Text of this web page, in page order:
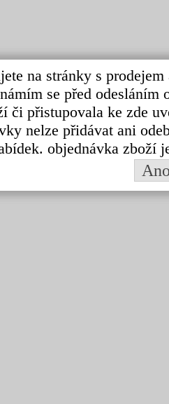
na stránky s
se před
či přistupovala ke zde
nelze přidávat ani
objednávka zboží